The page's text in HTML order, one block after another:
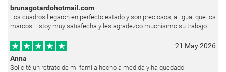
brunagotardohotmail.com
Los cuadros llegaron en perfecto estado y son preciosos, al igual que los
marcos. Estoy muy satisfecha y les agradezco muchísimo su trabajo.
21 May 2026
Anna
Solicité un retrato de mi famila hecho a medida y ha quedado